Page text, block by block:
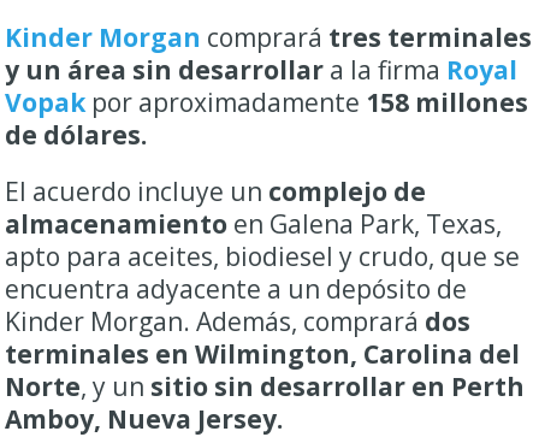
Kinder Morgan comprará tres terminales
y un área sin desarrollar a la firma Royal
Vopak por aproximadamente 158 millones
de dólares.
El acuerdo incluye un complejo de
almacenamiento en Galena Park, Texas,
apto para aceites, biodiesel y crudo, que se
encuentra adyacente a un depósito de
Kinder Morgan. Además, comprará dos
terminales en Wilmington, Carolina del
Norte, y un sitio sin desarrollar en Perth
Amboy, Nueva Jersey.